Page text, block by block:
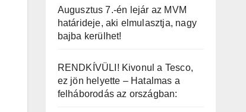
Augusztus 7.-én lejár az MVM
határideje, aki elmulasztja, nagy
bajba kerülhet!
RENDKÍVÜLI! Kivonul a Tesco,
ez jön helyette – Hatalmas a
felháborodás az országban: